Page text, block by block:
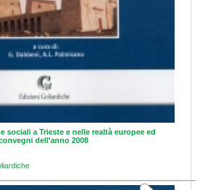
sociali a Trieste e nelle realtà europee ed
dell'anno 2008